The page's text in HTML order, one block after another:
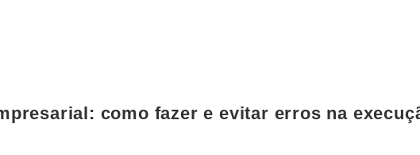
como fazer e evitar erros na